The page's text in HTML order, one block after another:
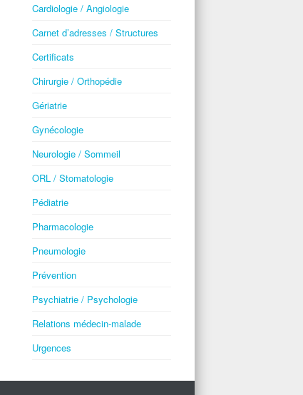
Cardiologie / Angiologie
Carnet d’adresses / Structures
Certificats
Chirurgie / Orthopédie
Gériatrie
Gynécologie
Neurologie / Sommeil
ORL / Stomatologie
Pédiatrie
Pharmacologie
Pneumologie
Prévention
Psychiatrie / Psychologie
Relations médecin-malade
Urgences